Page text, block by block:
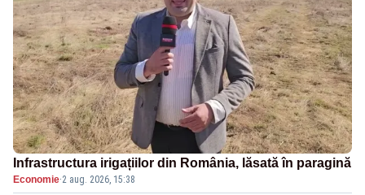
Infrastructura irigațiilor din România, lăsată în paragină
Economie·2 aug. 2026, 15:38